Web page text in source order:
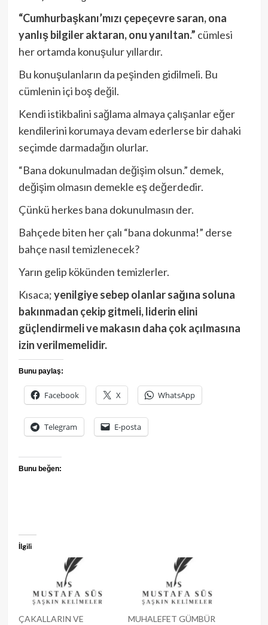
“Cumhurbaşkanı’mızı çepeçevre saran, ona
yanlış bilgiler aktaran, onu yanıltan.” cümlesi
her ortamda konuşulur yıllardır.
Bu konuşulanların da peşinden gidilmeli. Bu
cümlenin içi boş değil.
Kendi istikbalini sağlama almaya çalışanlar eğer
kendilerini korumaya devam ederlerse bir dahaki
seçimde darmadağın olurlar.
“Bana dokunulmadan değişim olsun.” demek,
değişim olmasın demekle eş değerdedir.
Çünkü herkes bana dokunulmasın der.
Bahçede biten her çalı “bana dokunma!” derse
bahçe nasıl temizlenecek?
Yarın gelip kökünden temizlerler.
Kısaca;yenilgiye sebep olanlar sağına soluna
bakınmadan çekip gitmeli, liderin elini
güçlendirmeli ve makasın daha çok açılmasına
izin verilmemelidir.
Bunu paylaş:
Facebook X WhatsApp
Telegram E-posta
Bunu beğen:
İlgili
ÇAKALLARIN VE
MUHALEFET GÜMBÜR